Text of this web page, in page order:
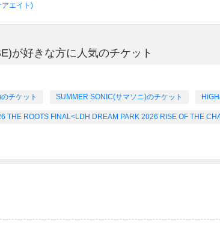
アエイト)
が好きな方に人気のチケット
チケット SUMMER SONIC(サマソニ)のチケット
THE ROOTS FINAL<LDH DREAM PARK 2026 RISE OF THE